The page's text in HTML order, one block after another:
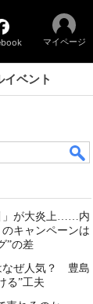
マイページ
イベント
」が大炎上……内
キャンペーンは
”の差
なぜ人気？ 豊島
る”工夫